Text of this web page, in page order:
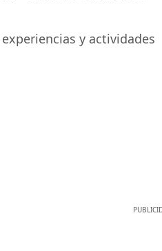
y actividades